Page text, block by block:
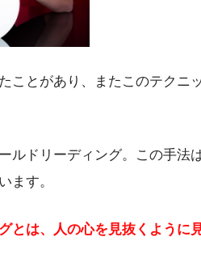
ことがあり、またこのテクニ
ルドリーディング。この手法
ます。
とは、人の心を見抜くように